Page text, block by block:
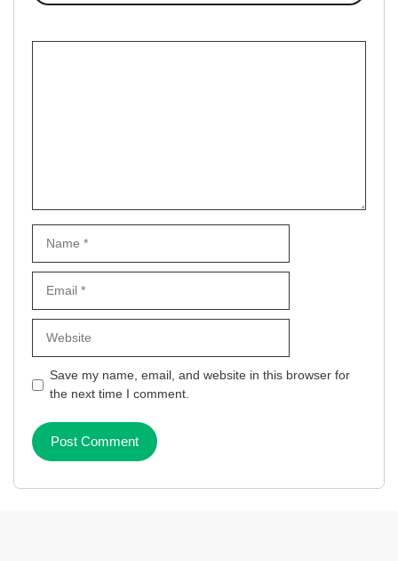
Save my name, email, and website in this browser for
the next time I comment.